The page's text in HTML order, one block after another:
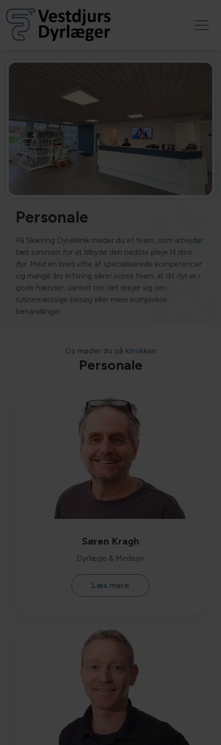
Personale
På Skæring Dyreklinik møder du et team, som arbejder
tæt sammen for at tilbyde den bedste pleje til dine
dyr. Med en bred vifte af specialiserede kompetencer
og mange års erfaring sikrer vores team, at dit dyr er i
gode hænder, uanset om det drejer sig om
rutinemæssige besøg eller mere komplekse
behandlinger.
Os møder du på klinikken
Personale
Søren Kragh
Dyrlæge & Medejer
Læs mere